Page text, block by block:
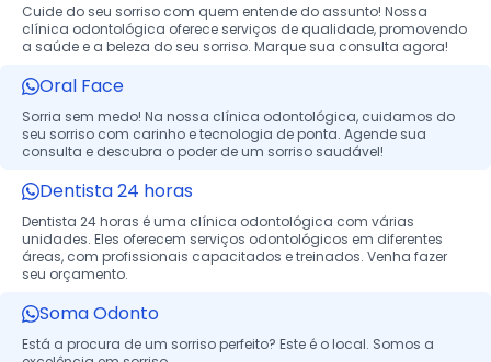
Cuide do seu sorriso com quem entende do assunto! Nossa
clínica odontológica oferece serviços de qualidade, promovendo
a saúde e a beleza do seu sorriso. Marque sua consulta agora!
Oral Face
Sorria sem medo! Na nossa clínica odontológica, cuidamos do
seu sorriso com carinho e tecnologia de ponta. Agende sua
consulta e descubra o poder de um sorriso saudável!
Dentista 24 horas
Dentista 24 horas é uma clínica odontológica com várias
unidades. Eles oferecem serviços odontológicos em diferentes
áreas, com profissionais capacitados e treinados. Venha fazer
seu orçamento.
Soma Odonto
Está a procura de um sorriso perfeito? Este é o local. Somos a